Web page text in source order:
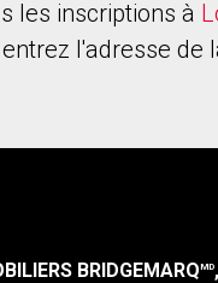
les inscriptions à
l'adresse de
BRIDGEMARQMD